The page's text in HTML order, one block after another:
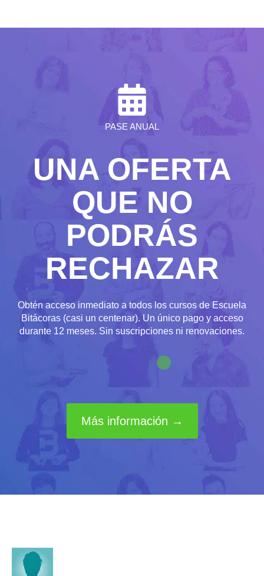
PASE ANUAL
UNA OFERTA
QUE NO
PODRÁS
RECHAZAR
Obtén acceso inmediato a todos los cursos de Escuela
Bitácoras (casi un centenar). Un único pago y acceso
durante 12 meses. Sin suscripciones ni renovaciones.
Más información →